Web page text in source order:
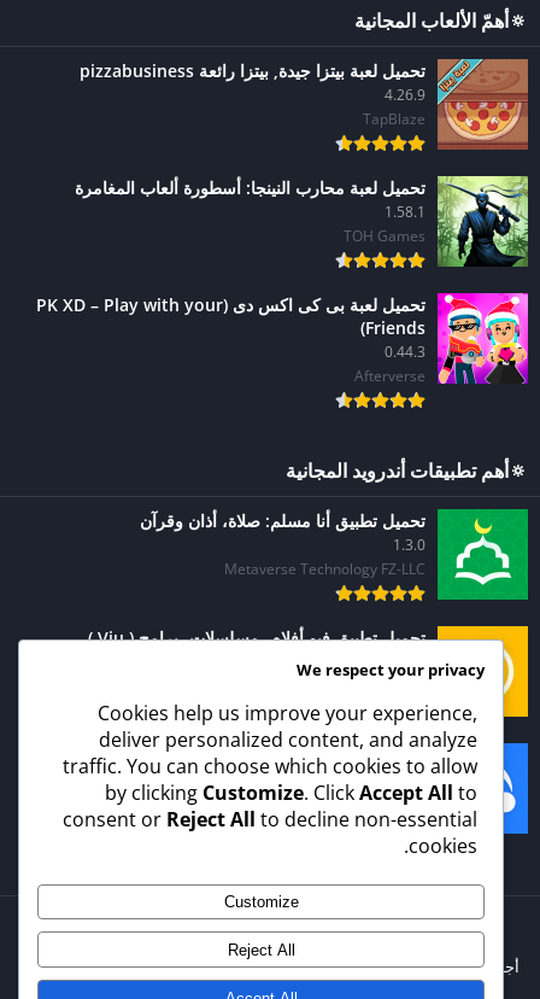
🔅أهمّ الألعاب المجانية
تحميل لعبة ‫بيتزا جيدة, بيتزا رائعة pizzabusiness
4.26.9
TapBlaze
تحميل لعبة محارب النينجا: أسطورة ألعاب المغامرة
1.58.1
TOH Games
تحميل لعبة بى كى اكس دى (PK XD – Play with your
Friends)
0.44.3
Afterverse
🔅أهم تطبيقات أندرويد المجانية
تحميل تطبيق أنا مسلم: صلاة، أذان وقرآن
1.3.0
Metaverse Technology FZ-LLC
تحميل تطبيق فيو أفلام، مسلسلات، برامج ( Viu )
Vuclip Mobile Video
تحميل تطبيق نقل ومشاركة وإدارة الملفات وتنظيفها شير
ات (SHAREit)
6.2.79_ww
Smart Media4U Technology Pte.Ltd.
© 2025 - كل الحقوق محفوظة -
APKVirgin.com
أجهزة الهاتف
جهاز لوحى جهاز التليفزيون جهاز كروم بوك
جهاز الساعة
أجهزة السيارة
We respect your privacy
Cookies help us improve your experience,
deliver personalized content, and analyze
traffic. You can choose which cookies to allow
by clicking Customize. ClickAccept All to
consent or Reject All to decline non-essential
cookies.
Customize
Reject All